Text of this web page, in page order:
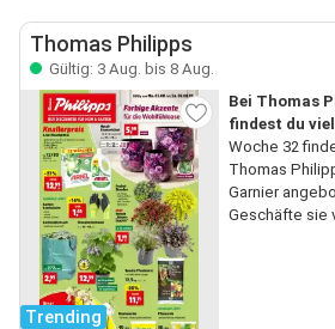
Thomas Philipps
Gültig: 3 Aug. bis 8 Aug.
Trending
Bei Thomas
findest du
Woche 32
Thomas
Garnier
Geschäfte sie